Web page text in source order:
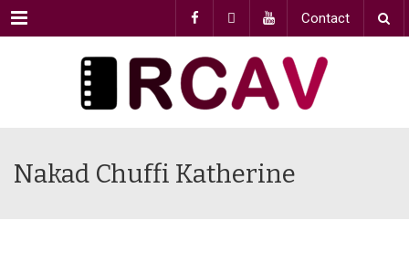
Menu Contact
Nakad Chuffi Katherine